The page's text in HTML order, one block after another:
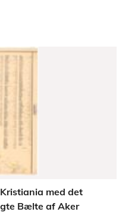
med det
Bælte af Aker